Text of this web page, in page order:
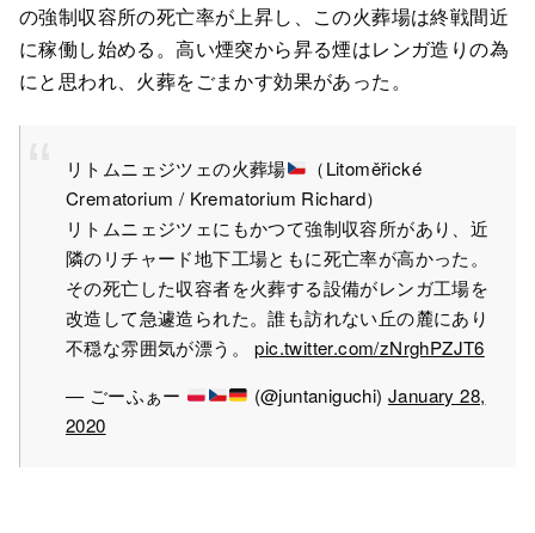
の強制収容所の死亡率が上昇し、この火葬場は終戦間近
に稼働し始める。高い煙突から昇る煙はレンガ造りの為
にと思われ、火葬をごまかす効果があった。
リトムニェジツェの火葬場
（Litoměřické
Crematorium / Krematorium Richard）
リトムニェジツェにもかつて強制収容所があり、近
隣のリチャード地下工場ともに死亡率が高かった。
その死亡した収容者を火葬する設備がレンガ工場を
改造して急遽造られた。誰も訪れない丘の麓にあり
不穏な雰囲気が漂う。pic.twitter.com/zNrghPZJT6
— ごーふぁー
(@juntaniguchi) January 28,
2020